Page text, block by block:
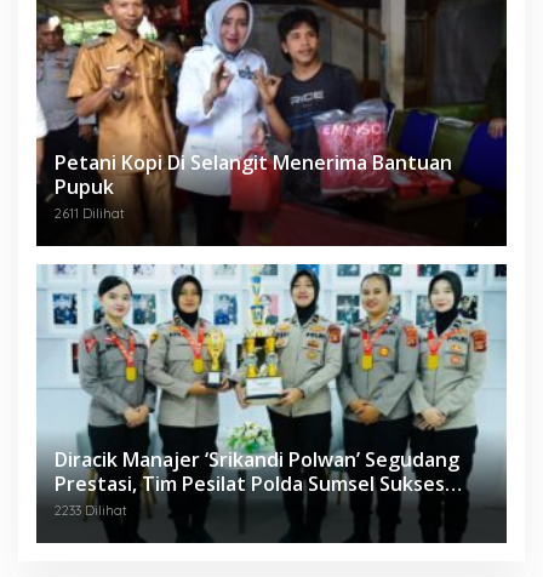
Petani Kopi Di Selangit Menerima Bantuan
Pupuk
2611 Dilihat
Diracik Manajer ‘Srikandi Polwan’ Segudang
Prestasi, Tim Pesilat Polda Sumsel Sukses
Diajang Kejurnas Menpora Cup II 2024
2233 Dilihat